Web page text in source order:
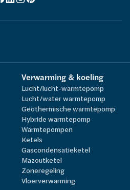
Verwarming & koeling
Lucht/lucht-warmtepomp
Lucht/water warmtepomp
Geothermische warmtepomp
Hybride warmtepomp
Warmtepompen
Ketels
Gascondensatieketel
Mazoutketel
Zoneregeling
Vloerverwarming